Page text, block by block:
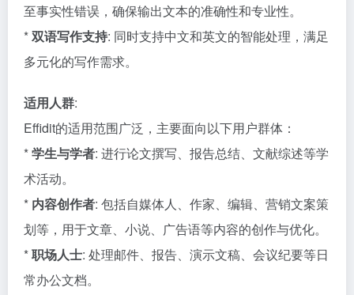
至事实性错误，确保输出文本的准确性和专业性。
*双语写作支持: 同时支持中文和英文的智能处理，满足
多元化的写作需求。
适用人群:
Effidit的适用范围广泛，主要面向以下用户群体：
*学生与学者: 进行论文撰写、报告总结、文献综述等学
术活动。
* 内容创作者: 包括自媒体人、作家、编辑、营销文案策
划等，用于文章、小说、广告语等内容的创作与优化。
*职场人士: 处理邮件、报告、演示文稿、会议纪要等日
常办公文档。